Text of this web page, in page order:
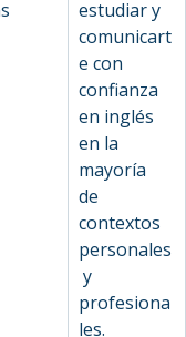
estudiar y
comunicart
e con
confianza
en inglés
en la
mayoría
de
contextos
personales
y
profesiona
les.